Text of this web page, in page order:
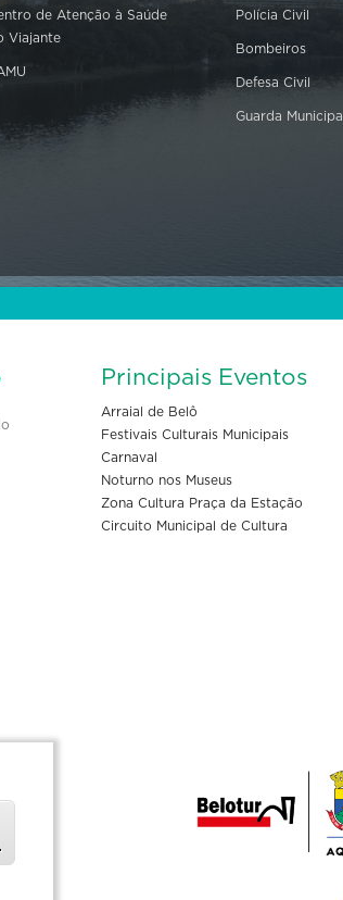
de Atenção à Saúde
Viajante
Polícia Civil
Bombeiros
Defesa Civil
Guarda Municipal
Principais Eventos
Arraial de Belô
Festivais Culturais Municipais
Carnaval
Noturno nos Museus
Zona Cultura Praça da Estação
Circuito Municipal de Cultura